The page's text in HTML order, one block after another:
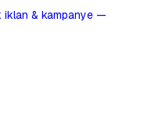
iklan & kampanye —